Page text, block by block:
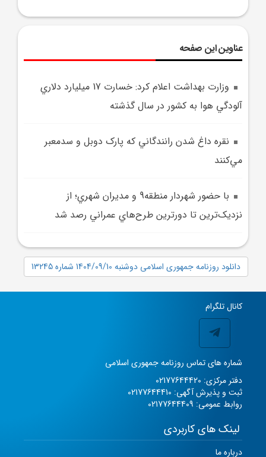
عناوین این صفحه
وزارت بهداشت اعلام کرد: خسارت 17 ميليارد دلاري
آلودگي هوا به کشور در سال گذشته
نقره داغ شدن رانندگاني که پارک دوبل و سدمعبر
مي‌کنند
با حضور شهردار منطقه9 و مديران شهري؛ از
نزديک‌ترين تا دورترين طرح‌هاي عمراني رصد شد
دانلود روزنامه جمهوری اسلامی دوشنبه 1404/09/10 شماره 13245
کانال تلگرام
شماره های تماس روزنامه جمهوری اسلامی
دفتر مرکزی: 02177644420
ثبت و پذیرش آگهی: 02177644410
روابط عمومی: 02177644409
لینک های کاربردی
درباره ما